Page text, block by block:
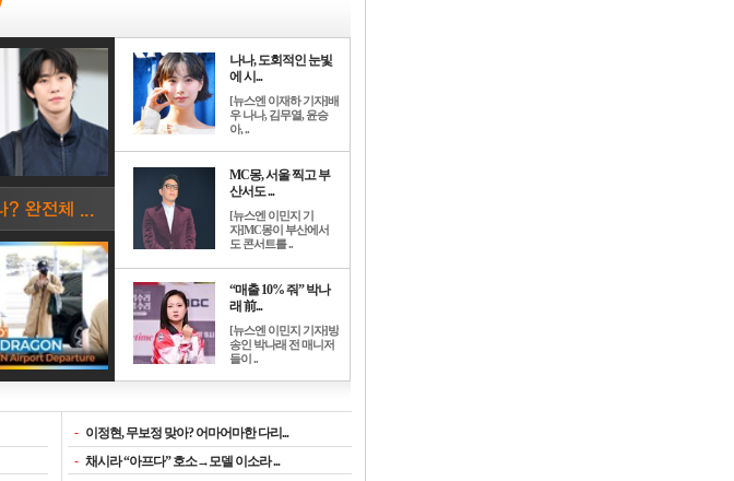
나나, 도회적인 눈빛
에 시...
[뉴스엔 이재하 기자]배
우 나나, 김무열, 윤승
아, ..
MC몽, 서울 찍고 부
산서도 ...
[뉴스엔 이민지 기
자]MC몽이 부산에서
도 콘서트를 ..
“매출 10% 줘” 박나
래 前...
[뉴스엔 이민지 기자]방
송인 박나래 전 매니저
들이 ..
- 이정현, 무보정 맞아? 어마어마한 다리...
- 채시라 “아프다” 호소→모델 이소라 ...